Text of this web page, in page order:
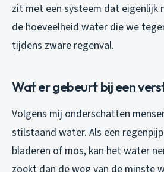
zit met een systeem dat eigenlijk
de hoeveelheid water die we
tijdens zware regenval.
Wat er gebeurt bij een
Volgens mij onderschatten
stilstaand water. Als een
bladeren of mos, kan het water